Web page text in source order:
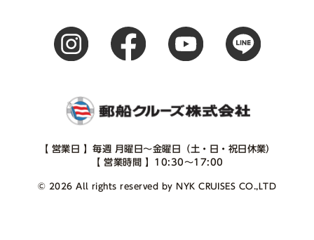
【 営業日 】毎週 月曜日～金曜日（土・日・祝日休業）
【 営業時間 】10:30～17:00
© 2026 All rights reserved by NYK CRUISES CO.,LTD